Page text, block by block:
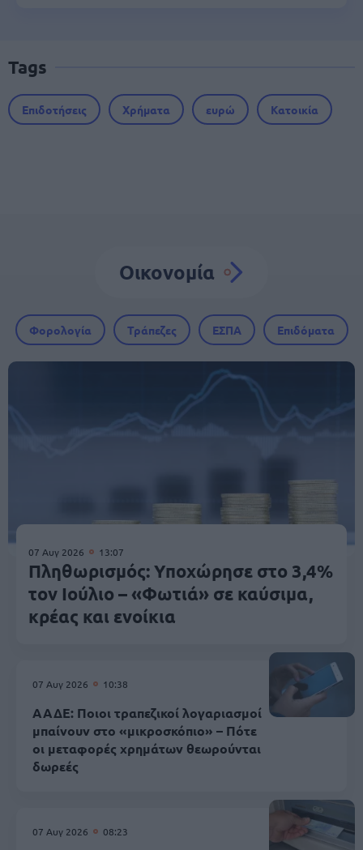
Tags
Επιδοτήσεις Χρήματα ευρώ Κατοικία
Οικονομία
Φορολογία Τράπεζες ΕΣΠΑ Επιδόματα
07 Αυγ 2026 13:07
Πληθωρισμός: Υποχώρησε στο 3,4%
τον Ιούλιο – «Φωτιά» σε καύσιμα,
κρέας και ενοίκια
07 Αυγ 2026 10:38
ΑΑΔΕ: Ποιοι τραπεζικοί λογαριασμοί
μπαίνουν στο «μικροσκόπιο» – Πότε
οι μεταφορές χρημάτων θεωρούνται
δωρεές
07 Αυγ 2026 08:23